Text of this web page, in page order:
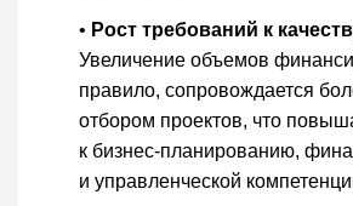
• Рост требований к
Увеличение объемов
правило, сопровождается
отбором проектов, что
к бизнес-планированию,
и управленческой